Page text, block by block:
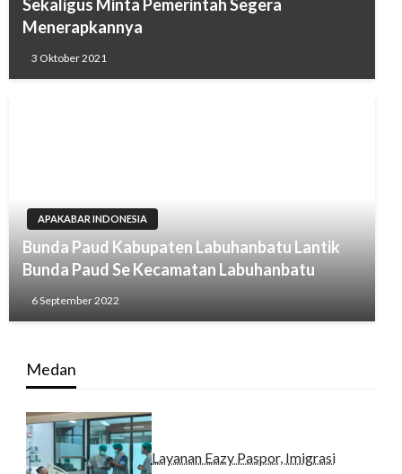
Sekaligus Minta Pemerintah Segera
Menerapkannya
3 Oktober 2021
APAKABAR INDONESIA
Bunda Paud Kabupaten Labuhanbatu Lantik
Bunda Paud Se Kecamatan Labuhanbatu
6 September 2022
Medan
Layanan Eazy Paspor, Imigrasi